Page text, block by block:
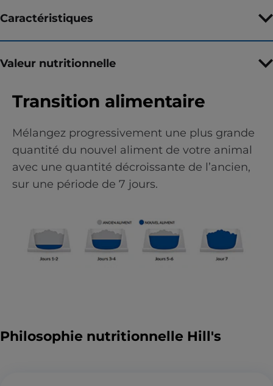
Caractéristiques
Valeur nutritionnelle
Transition alimentaire
Mélangez progressivement une plus grande
quantité du nouvel aliment de votre animal
avec une quantité décroissante de l’ancien,
sur une période de 7 jours.
Philosophie nutritionnelle Hill's